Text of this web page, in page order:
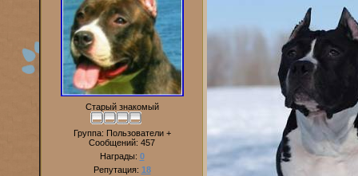
Старый знакомый
Группа: Пользователи +
Сообщений: 457
Награды: 0
Репутация: 18